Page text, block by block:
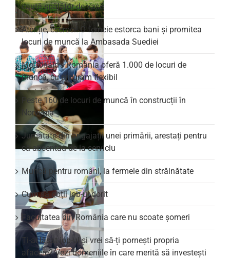
caută spălător de vase
Atenție, escroci! O femeie estorca bani și promitea
locuri de muncă la Ambasada Suediei
McDonald’s România oferă 1.000 de locuri de
muncă, cu program flexibil
Peste 160 de locuri de muncă în construcții în
Norvegia
Jumătate din angajații unei primării, arestați pentru
că absentau de la serviciu
Muncă pentru români, la fermele din străinătate
Cum să obții job-ul dorit
Facultatea din România care nu scoate şomeri
Ți-ai lăsat job-ul și vrei să-ți pornești propria
afacere? Vezi domeniile în care merită să investești